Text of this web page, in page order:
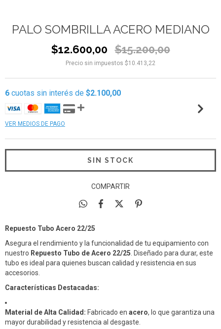
PALO SOMBRILLA ACERO MEDIANO
$12.600,00 $15.200,00
Precio sin impuestos $10.413,22
6 cuotas sin interés de $2.100,00
VER MEDIOS DE PAGO
COMPARTIR
Repuesto Tubo Acero 22/25
Asegura el rendimiento y la funcionalidad de tu equipamiento con
nuestro Repuesto Tubo de Acero 22/25 . Diseñado para durar, este
tubo es ideal para quienes buscan calidad y resistencia en sus
accesorios.
Características Destacadas:
Material de Alta Calidad: Fabricado en acero, lo que garantiza una
mayor durabilidad y resistencia al desgaste.